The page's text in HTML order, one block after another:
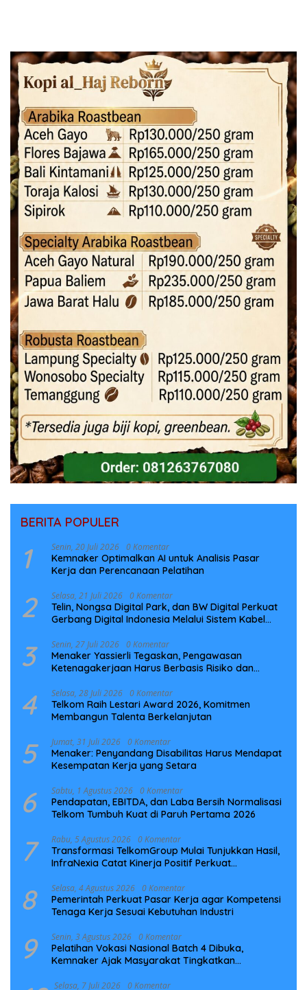
BERITA POPULER
1 Senin, 20 Juli 2026 0 Komentar
Kemnaker Optimalkan AI untuk Analisis Pasar
Kerja dan Perencanaan Pelatihan
2 Selasa, 21 Juli 2026 0 Komentar
Telin, Nongsa Digital Park, dan BW Digital Perkuat
Gerbang Digital Indonesia Melalui Sistem Kabel
3 Senin, 27 Juli 2026 0 Komentar
Menaker Yassierli Tegaskan, Pengawasan
Ketenagakerjaan Harus Berbasis Risiko dan
4 Selasa, 28 Juli 2026 0 Komentar
Telkom Raih Lestari Award 2026, Komitmen
Membangun Talenta Berkelanjutan
5 Jumat, 31 Juli 2026 0 Komentar
Menaker: Penyandang Disabilitas Harus Mendapat
Kesempatan Kerja yang Setara
6 Sabtu, 1 Agustus 2026 0 Komentar
Pendapatan, EBITDA, dan Laba Bersih Normalisasi
Telkom Tumbuh Kuat di Paruh Pertama 2026
7 Rabu, 5 Agustus 2026 0 Komentar
Transformasi TelkomGroup Mulai Tunjukkan Hasil,
InfraNexia Catat Kinerja Positif Perkuat
8 Selasa, 4 Agustus 2026 0 Komentar
Pemerintah Perkuat Pasar Kerja agar Kompetensi
Tenaga Kerja Sesuai Kebutuhan Industri
9 Senin, 3 Agustus 2026 0 Komentar
Pelatihan Vokasi Nasional Batch 4 Dibuka,
Kemnaker Ajak Masyarakat Tingkatkan
Selasa, 7 Juli 2026 0 Komentar